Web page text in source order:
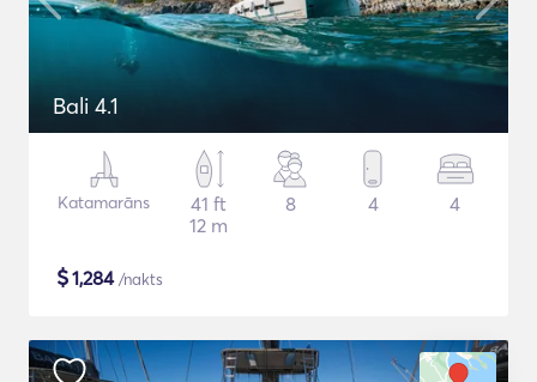
Bali 4.1
Katamarāns
41 ft
12 m
8 4 4
$1,284/nakts